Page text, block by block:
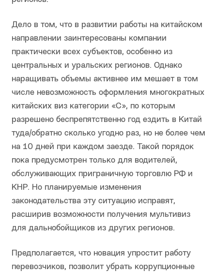
Дело в том, что в развитии работы на китайском
направлении заинтересованы компании
практически всех субъектов, особенно из
центральных и уральских регионов. Однако
наращивать объемы активнее им мешает в том
числе невозможность оформления многократных
китайских виз категории «С», по которым
разрешено беспрепятственно год ездить в Китай
туда/обратно сколько угодно раз, но не более чем
на 10 дней при каждом заезде. Такой порядок
пока предусмотрен только для водителей,
обслуживающих приграничную торговлю РФ и
КНР. Но планируемые изменения
законодательства эту ситуацию исправят,
расширив возможности получения мультивиз
для дальнобойщиков из других регионов.
Предполагается, что новация упростит работу
перевозчиков, позволит убрать коррупционные